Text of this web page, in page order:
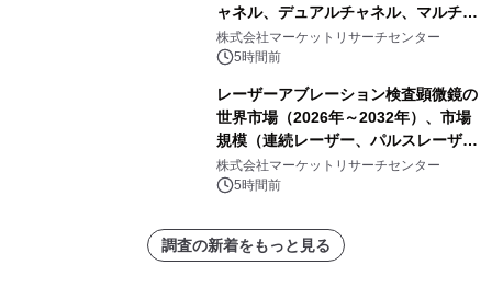
ャネル、デュアルチャネル、マルチチ
ャネル）・分析レポートを発表
株式会社マーケットリサーチセンター
5時間前
レーザーアブレーション検査顕微鏡の
世界市場（2026年～2032年）、市場
規模（連続レーザー、パルスレーザ
ー）・分析レポートを発表
株式会社マーケットリサーチセンター
5時間前
調査の新着をもっと見る